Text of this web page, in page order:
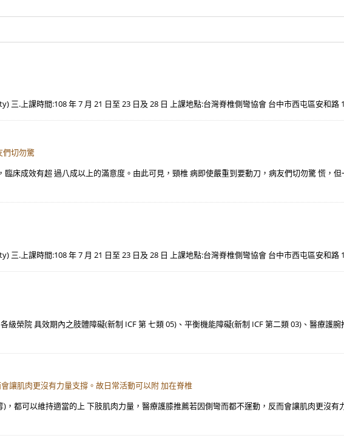
三.上課時間:108 年 7 月 21 日至 23 日及 28 日 上課地點:台灣脊椎側彎協會 台中市西屯區安和路
們切勿驚
床成效有超 過八成以上的滿意度。由此可見，頸椎 病即使嚴重到要動刀，病友們切勿驚 慌，
三.上課時間:108 年 7 月 21 日至 23 日及 28 日 上課地點:台灣脊椎側彎協會 台中市西屯區安和路
榮院 具效期內之肢體障礙(新制 ICF 第 七類 05)、平衡機能障礙(新制 ICF 第二類 03)、醫療護
讓肌肉更沒有力量支撐。故日常活動可以附 加在脊椎
都可以維持適當的上 下肢肌肉力量，醫療護膝推薦若因側彎而都不運動，反而會讓肌肉更沒有